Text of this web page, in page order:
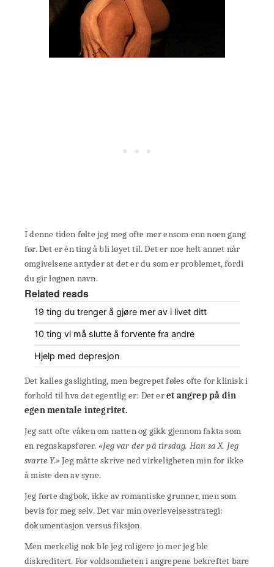
I denne tiden følte jeg meg ofte mer ensom enn noen gang
før. Det er én ting å bli løyet til. Det er noe helt annet når
omgivelsene antyder at det er du som er problemet, fordi
du gir løgnen navn.
Related reads
19 ting du trenger å gjøre mer av i livet ditt
10 ting vi må slutte å forvente fra andre
Hjelp med depresjon
Det kalles gaslighting, men begrepet føles ofte for klinisk i
forhold til hva det egentlig er: Det eret angrep på din
egen mentale integritet.
Jeg satt ofte våken om natten og gikk gjennom fakta som
en regnskapsfører. «Jeg var der på tirsdag. Han sa X. Jeg
svarte Y.» Jeg måtte skrive ned virkeligheten min for ikke
å miste den av syne.
Jeg førte dagbok, ikke av romantiske grunner, men som
bevis for meg selv. Det var min overlevelsesstrategi:
dokumentasjon versus fiksjon.
Men merkelig nok ble jeg roligere jo mer jeg ble
diskreditert. For voldsomheten i angrepene bekreftet bare